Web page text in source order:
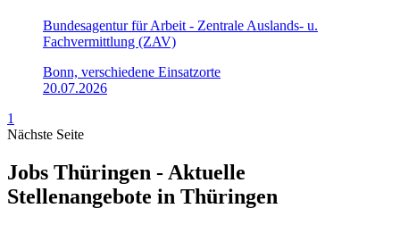
Bundesagentur für Arbeit - Zentrale Auslands- u.
Fachvermittlung (ZAV)
Bonn, verschiedene Einsatzorte
20.07.2026
1
Nächste Seite
Jobs Thüringen - Aktuelle
Stellenangebote in Thüringen